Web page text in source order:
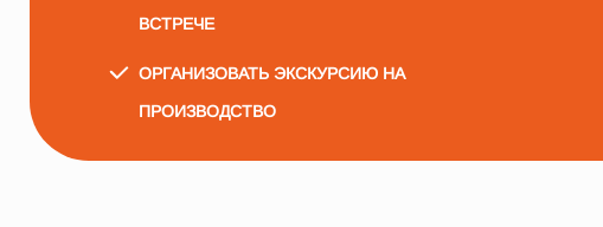
ВСТРЕЧЕ
ОРГАНИЗОВАТЬ ЭКСКУРСИЮ НА
ПРОИЗВОДСТВО